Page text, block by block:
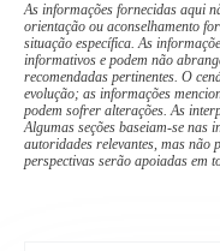
As informações fornecidas aqui
orientação ou aconselhamento
situação específica. As
informativos e podem não
recomendadas pertinentes. O
evolução; as informações
podem sofrer alterações. As
Algumas seções baseiam-se nas
autoridades relevantes, mas não
perspectivas serão apoiadas em